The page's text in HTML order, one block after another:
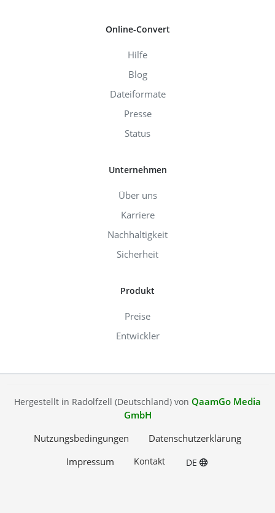
Online-Convert
Hilfe
Blog
Dateiformate
Presse
Status
Unternehmen
Über uns
Karriere
Nachhaltigkeit
Sicherheit
Produkt
Preise
Entwickler
Hergestellt in Radolfzell (Deutschland) von QaamGo Media
GmbH
Nutzungsbedingungen
Datenschutzerklärung
Impressum
Kontakt DE